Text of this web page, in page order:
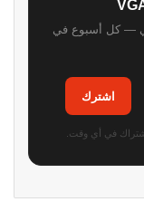
— كل أسبوع في
اشترك
في أي وقت.